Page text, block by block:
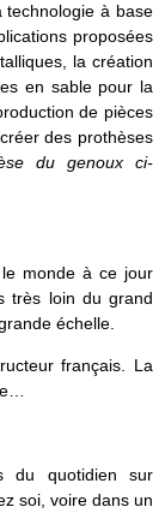
technologie à base
proposées
la création
en sable pour la
de pièces
des prothèses
du genoux ci-
monde à ce jour
très loin du grand
échelle.
français. La
du quotidien sur
soi, voire dans un